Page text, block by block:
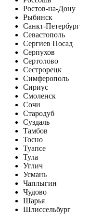
Ростов-на-Дону
Рыбинск
Санкт-Петербург
Севастополь
Сергиев Посад
Серпухов
Сертолово
Сестрорецк
Симферополь
Сириус
Смоленск
Сочи
Стародуб
Суздаль
Тамбов
Тосно
Туапсе
Тула
Углич
Усмань
Чаплыгин
Чудово
Шарья
Шлиссельбург